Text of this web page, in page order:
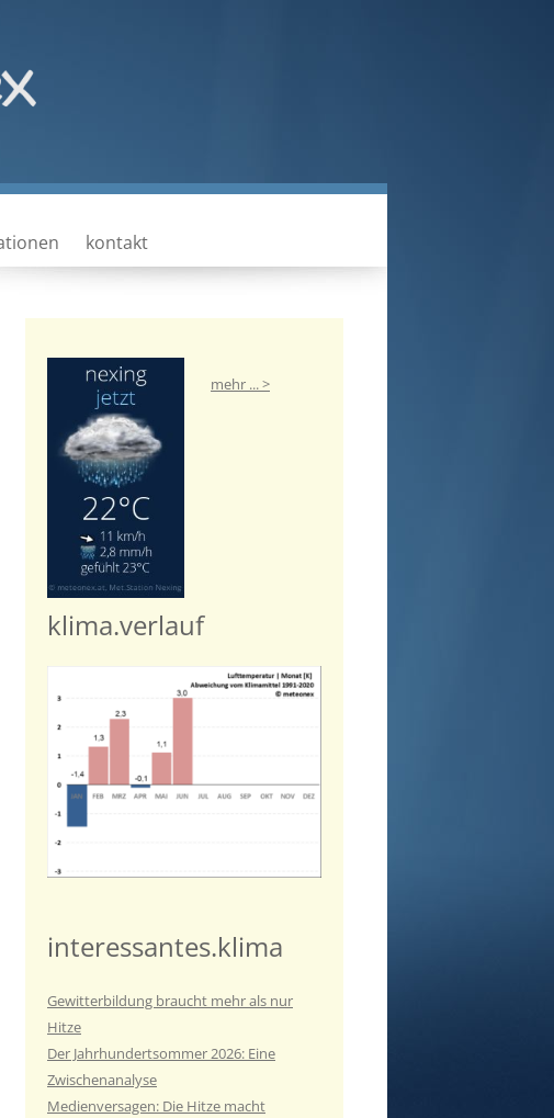
kontakt
mehr ... >
klima.verlauf
interessantes.klima
Gewitterbildung braucht mehr als nur
Hitze
Der Jahrhundertsommer 2026: Eine
Zwischenanalyse
Medienversagen: Die Hitze macht